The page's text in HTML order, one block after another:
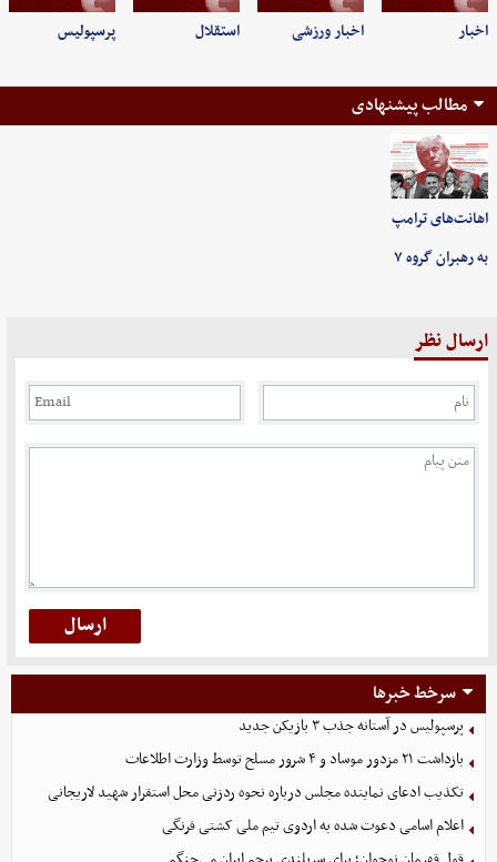
اخبار اخبار ورزشی استقلال پرسپولیس
مطالب پیشنهادی
اهانت‌های ترامپ
به رهبران گروه ۷
ارسال نظر
سرخط خبرها
پرسپولیس در آستانه جذب ۳ بازیکن جدید
بازداشت ۲۱ مزدور موساد و ۴ شرور مسلح توسط وزارت اطلاعات
تکذیب ادعای نماینده مجلس درباره نحوه ردزنی محل استقرار شهید لاریجانی
اعلام اسامی دعوت شده به اردوی تیم ملی کشتی فرنگی